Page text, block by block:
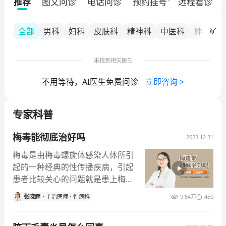
国医院专科声誉排行提名。为推进区域医学美容规范化
美容辐射作用。自主研发40余种皮肤病外用自制剂，深
受患者好评。
全部 男科 妇科 皮肤科 精神科 中医科 肿瘤内科
未找到相关医生
不用等待，AI医生免费问诊 立即咨询 >
专家科普
梅毒能彻底治好吗 2023.12.31
梅毒是由梅毒螺旋体感染人体所引
起的一种经典的性传播疾病，引起
患者比较关心的问题就是患上梅毒
以后是否能够彻底的治愈。实际在
张晓辉 主治医师 性病科 9.54万 450